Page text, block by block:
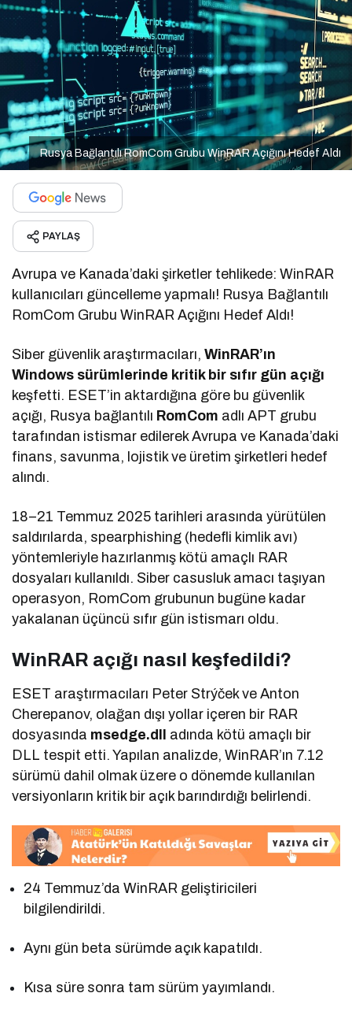
Rusya Bağlantılı RomCom Grubu WinRAR Açığını Hedef Aldı
PAYLAŞ
Avrupa ve Kanada’daki şirketler tehlikede: WinRAR
kullanıcıları güncelleme yapmalı! Rusya Bağlantılı
RomCom Grubu WinRAR Açığını Hedef Aldı!
Siber güvenlik araştırmacıları,WinRAR’ın
Windows sürümlerinde kritik bir sıfır gün açığı
keşfetti. ESET’in aktardığına göre bu güvenlik
açığı, Rusya bağlantılı RomCom adlı APT grubu
tarafından istismar edilerek Avrupa ve Kanada’daki
finans, savunma, lojistik ve üretim şirketleri hedef
alındı.
18–21 Temmuz 2025 tarihleri arasında yürütülen
saldırılarda, spearphishing (hedefli kimlik avı)
yöntemleriyle hazırlanmış kötü amaçlı RAR
dosyaları kullanıldı. Siber casusluk amacı taşıyan
operasyon, RomCom grubunun bugüne kadar
yakalanan üçüncü sıfır gün istismarı oldu.
WinRAR açığı nasıl keşfedildi?
ESET araştırmacıları Peter Strýček ve Anton
Cherepanov, olağan dışı yollar içeren bir RAR
dosyasında msedge.dll adında kötü amaçlı bir
DLL tespit etti. Yapılan analizde, WinRAR’ın 7.12
sürümü dahil olmak üzere o dönemde kullanılan
versiyonların kritik bir açık barındırdığı belirlendi.
24 Temmuz’da WinRAR geliştiricileri
bilgilendirildi.
Aynı gün beta sürümde açık kapatıldı.
Kısa süre sonra tam sürüm yayımlandı.